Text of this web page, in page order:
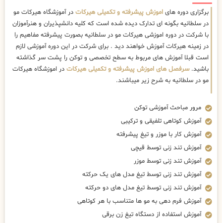
برگزاری دوره های اموزش پیشرفته و تکمیلی هیرکات در آموزشگاه هیرکات مو
در سلطانیه بگونه ای تدارک دیده شده است که کلیه دانشپذیران و هنرآموزان
با شرکت در دوره اموزشی هیرکات مو در سلطانیه بصورت پیشرفته مفاهیم را
در زمینه هیرکات آموزش خواهند دید . برای شرکت در این دوره آموزشی لازم
است قبلا آموزش های مربوط به سطح تخصصی و توکن را پشت سر گذاشته
باشید.سرفصل های اموزش پیشرفته و تکمیلی هیرکات در اموزشگاه هیرکات
مو در سلطانیه به شرح زیر میباشند.
مرور مباحث آموزشی توکن
آموزش کوتاهی تلفیقی و ترکیبی
آموزش کار با موزر و تیغ پیشرفته
آموزش تند زنی توسط قیچی
آموزش تند زنی توسط موزر
آموزش تند زنی توسط تیغ مدل های یک حرکته
آموزش تند زنی توسط تیغ مدل های دو حرکته
آموزش فرم دهی به مو ها متناسب با هر کوتاهی
آموزش استفاده از دستگاه تیغ زن برقی